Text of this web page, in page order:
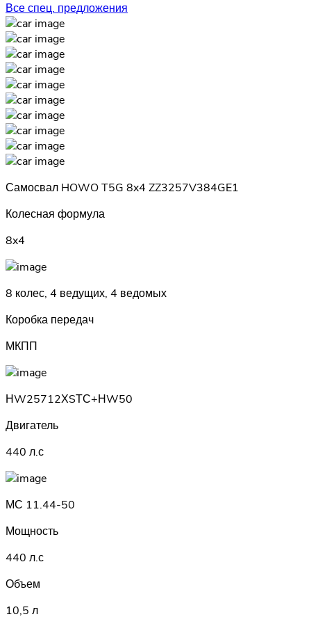
Все спец. предложения
Самосвал HOWO T5G 8x4 ZZ3257V384GE1
Колесная формула
8x4
8 колес, 4 ведущих, 4 ведомых
Коробка передач
МКПП
НW25712ХSТС+НW50
Двигатель
440 л.с
МС 11.44-50
Мощность
440 л.с
Объем
10,5 л